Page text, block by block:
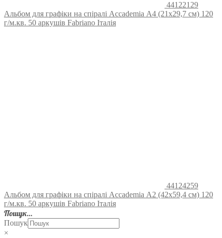
44122129
Альбом для графіки на спіралі Accademia А4 (21х29,7 см) 120
г/м.кв. 50 аркушів Fabriano Італія
44124259
Альбом для графіки на спіралі Accademia А2 (42х59,4 см) 120
г/м.кв. 50 аркушів Fabriano Італія
Пошук…
Пошук
×